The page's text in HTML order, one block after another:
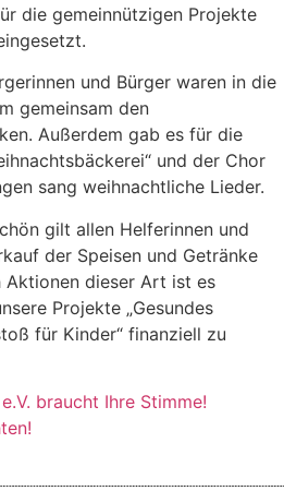
die gemeinnützigen Projekte
und Bürger waren in die
gemeinsam den
Außerdem gab es für die
und der Chor
sang weihnachtliche Lieder.
gilt allen Helferinnen und
der Speisen und Getränke
dieser Art ist es
Projekte „Gesundes
für Kinder“ finanziell zu
braucht Ihre Stimme!